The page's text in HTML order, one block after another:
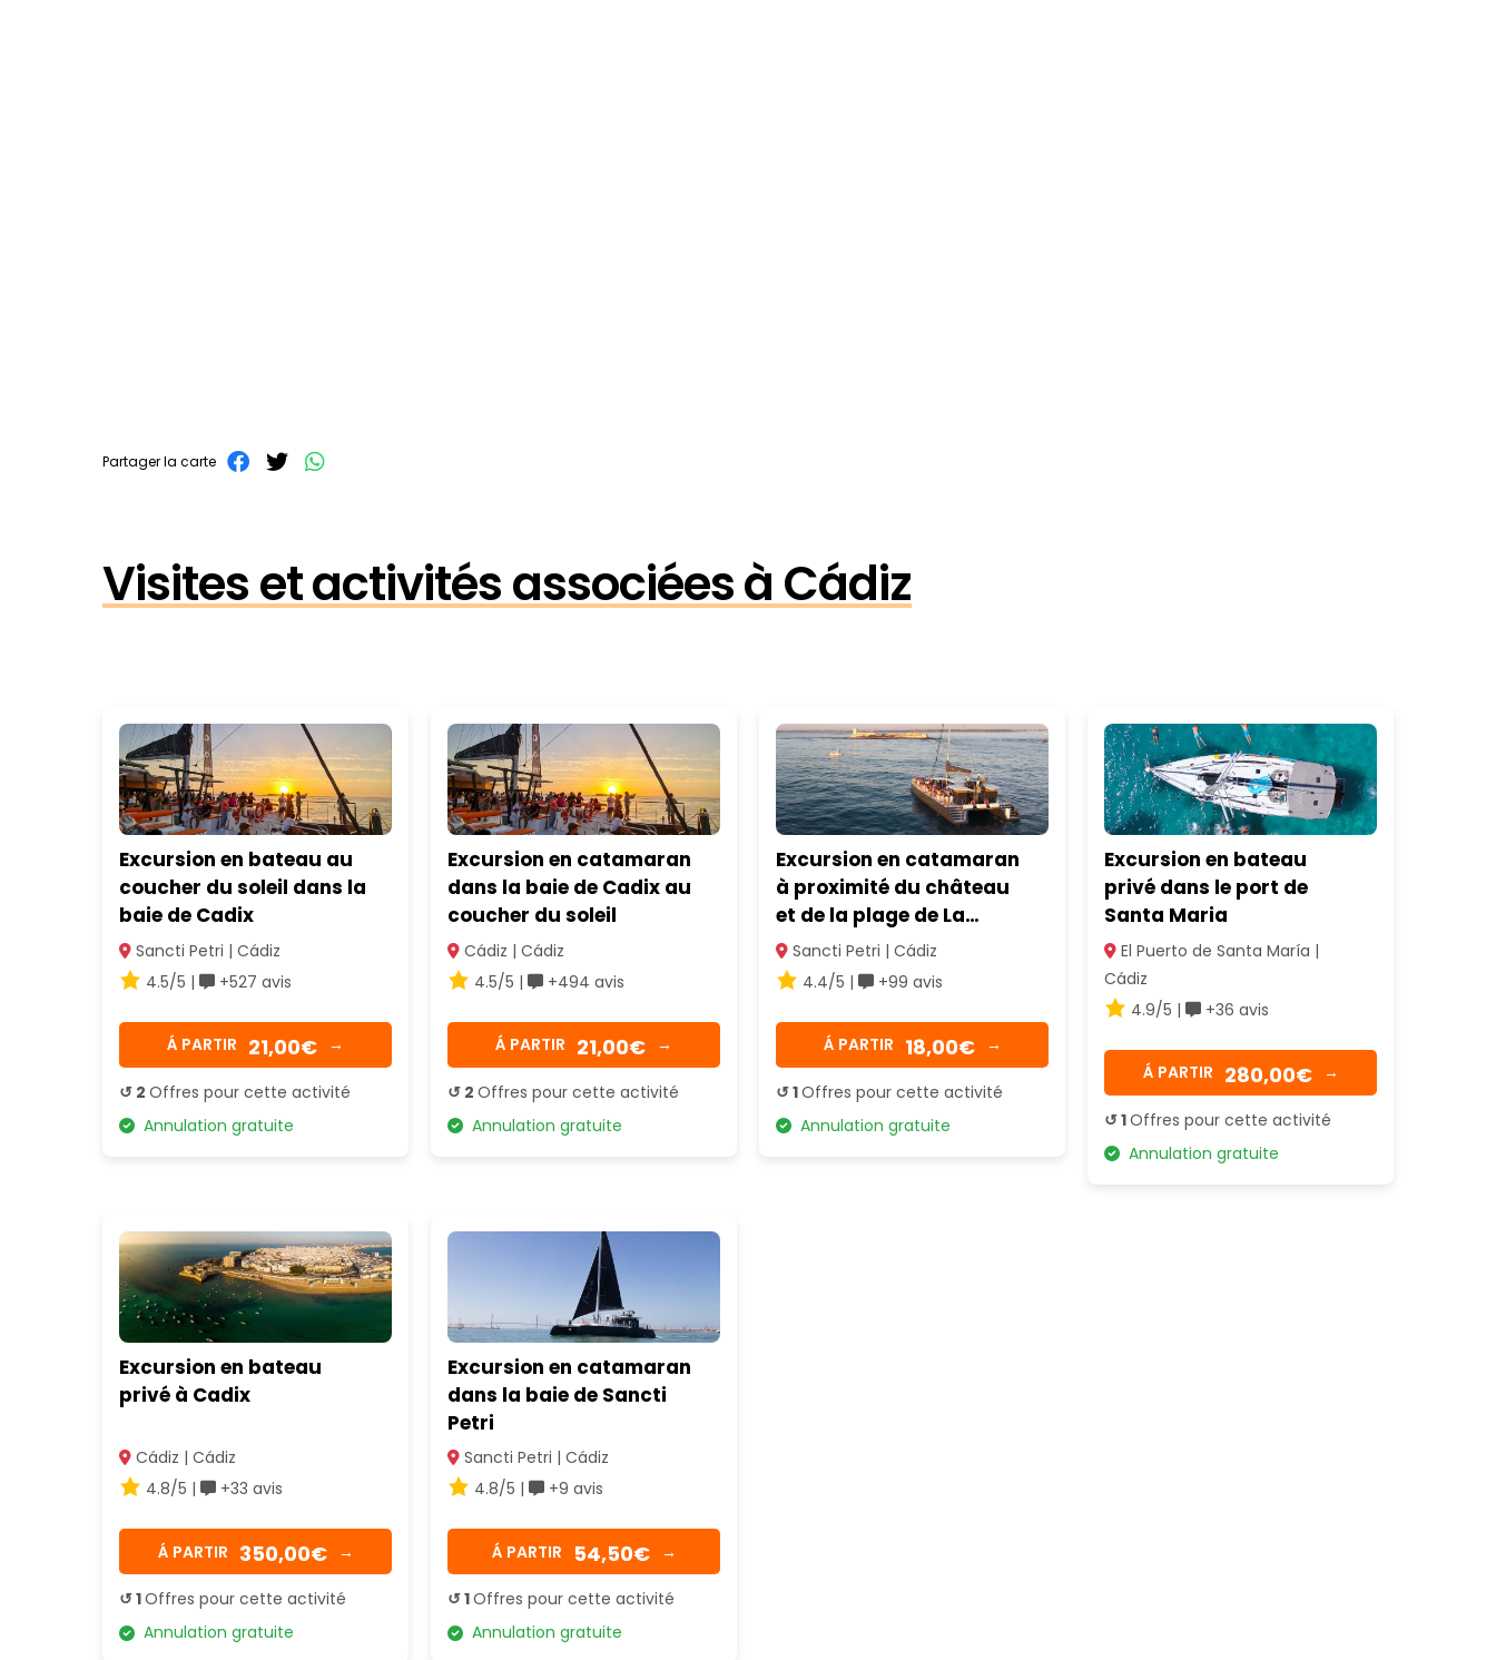
Partager la carte
Visites et activités associées à Cádiz
Excursion en bateau au
coucher du soleil dans la
baie de Cadix
Sancti Petri | Cádiz
4.5/5 |
+527 avis
Á PARTIR 21,00€ →
↺ 2 Offres pour cette activité
Annulation gratuite
Excursion en catamaran
dans la baie de Cadix au
coucher du soleil
Cádiz | Cádiz
4.5/5 |
+494 avis
Á PARTIR 21,00€ →
↺ 2 Offres pour cette activité
Annulation gratuite
Excursion en catamaran
à proximité du château
et de la plage de La
Barrosa à Sancti Petri
Sancti Petri | Cádiz
4.4/5 |
+99 avis
Á PARTIR 18,00€ →
↺ 1Offres pour cette activité
Annulation gratuite
Excursion en bateau
privé dans le port de
Santa Maria
El Puerto de Santa María |
Cádiz
4.9/5 |
+36 avis
Á PARTIR 280,00€ →
↺ 1Offres pour cette activité
Annulation gratuite
Excursion en bateau
privé à Cadix
Cádiz | Cádiz
4.8/5 |
+33 avis
Á PARTIR 350,00€ →
↺ 1Offres pour cette activité
Annulation gratuite
Excursion en catamaran
dans la baie de Sancti
Petri
Sancti Petri | Cádiz
4.8/5 |
+9 avis
Á PARTIR 54,50€ →
↺ 1Offres pour cette activité
Annulation gratuite